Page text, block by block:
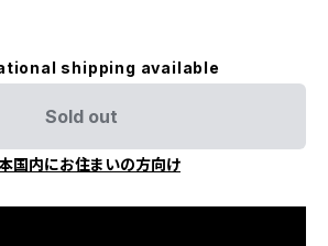
shipping available
Sold out
国内にお住まいの方向け